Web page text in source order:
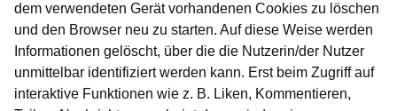
dem verwendeten Gerät vorhandenen Cookies zu löschen
und den Browser neu zu starten. Auf diese Weise werden
Informationen gelöscht, über die die Nutzerin/der Nutzer
unmittelbar identifiziert werden kann. Erst beim Zugriff auf
interaktive Funktionen wie z. B. Liken, Kommentieren,